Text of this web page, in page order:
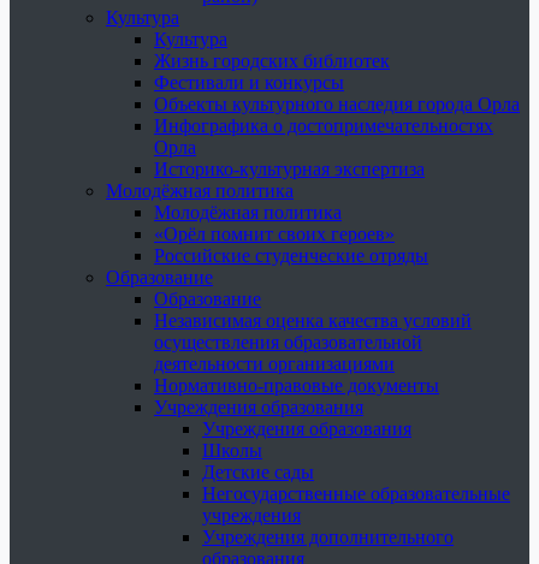
Культура
Культура
Жизнь городских библиотек
Фестивали и конкурсы
Объекты культурного наследия города Орла
Инфографика о достопримечательностях
Орла
Историко-культурная экспертиза
Молодёжная политика
Молодёжная политика
«Орёл помнит своих героев»
Российские студенческие отряды
Образование
Образование
Независимая оценка качества условий
осуществления образовательной
деятельности организациями
Нормативно-правовые документы
Учреждения образования
Учреждения образования
Школы
Детские сады
Негосударственные образовательные
учреждения
Учреждения дополнительного
образования